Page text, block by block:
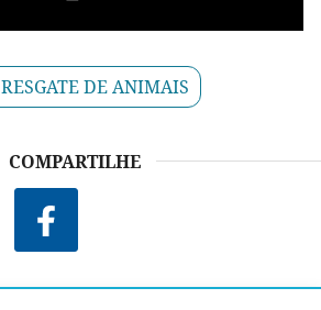
RESGATE DE ANIMAIS
COMPARTILHE